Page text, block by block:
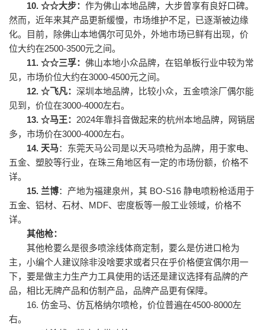
10. ☆☆大步： 作为佛山本地品牌，大步曾享有良好口碑。
然而，近年来其产品更新缓慢，市场维护不足，已逐渐被边缘
化。目前，除佛山本地偶尔可见外，外地市场已鲜有出现，价
位大约在2500-3500元之间。
11. ☆☆三孚： 佛山本地小众品牌，在铝单板行业中较为常
见，市场价位大约在3000-4500元之间。
12. ☆飞凡： 深圳本地品牌，比较小众，五金喷涂厂偶尔能
见到，价位在3000-4000左右。
13. ☆马王： 2024年靠抖音做起来的杭州本地品牌，网销居
多， 市场价在3000-4000左右。
14. 天马：东莞天马公司是以天马喷枪为品牌，用于家电、
五金、塑胶等行业，在珠三角地区有一定的市场份额， 价格不
详。
15. 兰博：产地为福建泉州，其 BO-S16 静电喷粉枪适用于
五金、铝材、石材、MDF、密度板等一般工业领域， 价格不
详。
其他枪：
其他枪要么是很多喷涂线体商定制，要么是仿进口枪为
主，小编个人建议除非没啥要求或者只在乎价格便宜偶尔用一
下，要是做主力生产力工具使用的话还是建议选择有品牌的产
品，相比无牌产品和仿制产品，品牌产品更有保障。
16. 仿金马、仿瓦格纳尔喷枪，价位普遍在4500-8000左
右。